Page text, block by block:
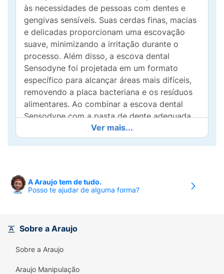
às necessidades de pessoas com dentes e
gengivas sensíveis. Suas cerdas finas, macias
e delicadas proporcionam uma escovação
suave, minimizando a irritação durante o
processo. Além disso, a escova dental
Sensodyne foi projetada em um formato
específico para alcançar áreas mais difíceis,
removendo a placa bacteriana e os resíduos
alimentares. Ao combinar a escova dental
Sensodyne com a pasta de dente adequada,
você estará protegendo seus dentes sensíveis
contra sensibilidades, além de garantir uma
diariamente, para aproveitar ao máximo os
benefícios do produto.
Ver mais...
A Araujo tem de tudo.
Posso te ajudar de alguma forma?
Sobre a Araujo
Sobre a Araujo
Araujo Manipulação